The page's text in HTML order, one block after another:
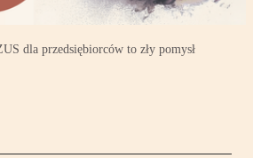
dla przedsiębiorców to zły pomysł